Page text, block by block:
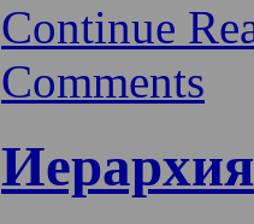
Continue
Comments